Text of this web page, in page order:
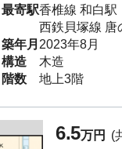
最寄駅香椎線 和白駅
西鉄貝塚線 唐
築年月 2023年8月
構造
木造
階数
地上3階
6.5万円
(